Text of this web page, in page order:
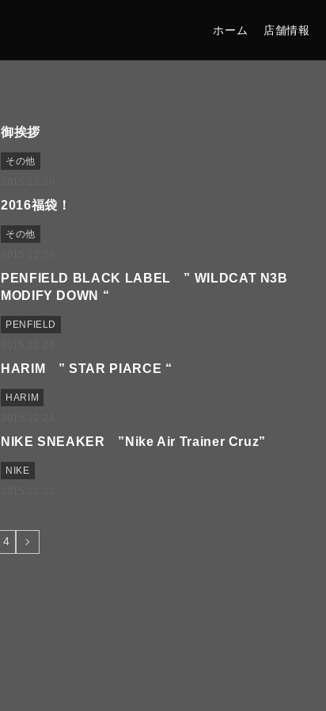
ホーム 店舗情報
御挨拶
その他
2016福袋！
その他
PENFIELD BLACK LABEL ” WILDCAT N3B
MODIFY DOWN “
PENFIELD
HARIM ” STAR PIARCE “
HARIM
NIKE SNEAKER ”Nike Air Trainer Cruz”
NIKE
4